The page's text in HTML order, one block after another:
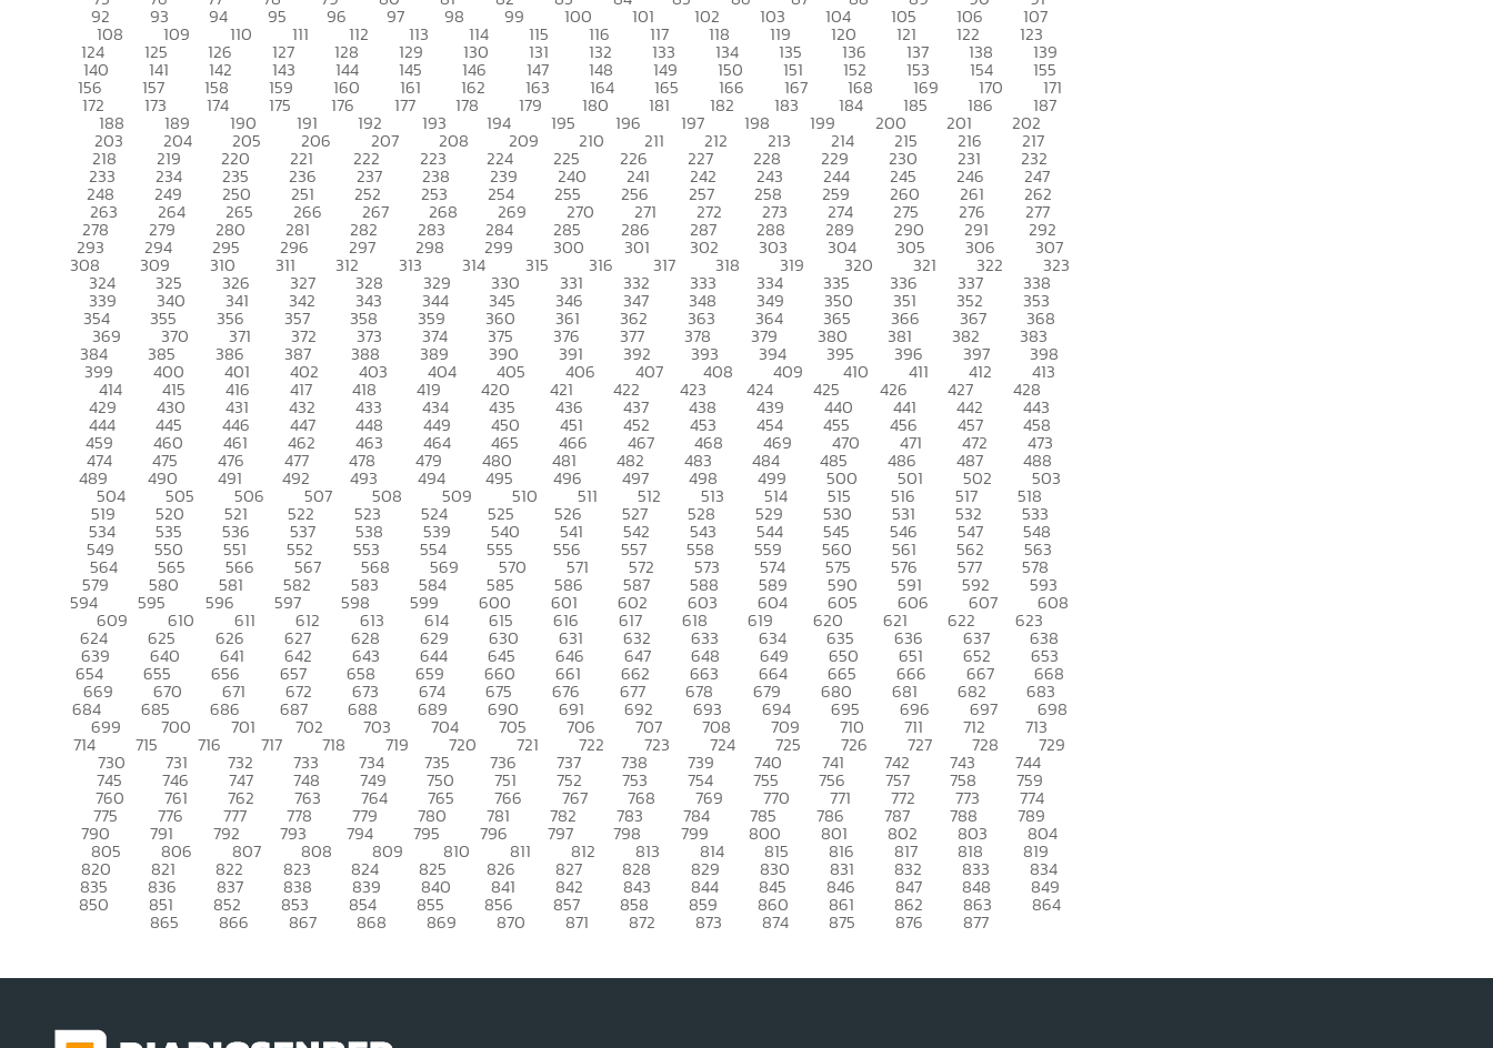
92 93 94 95 96 97 98 99 100 101 102 103 104 105 106 107
108 109 110 111 112 113 114 115 116 117 118 119 120 121 122 123
124 125 126 127 128 129 130 131 132 133 134 135 136 137 138 139
140 141 142 143 144 145 146 147 148 149 150 151 152 153 154 155
156 157 158 159 160 161 162 163 164 165 166 167 168 169 170 171
172 173 174 175 176 177 178 179 180 181 182 183 184 185 186 187
188 189 190 191 192 193 194 195 196 197 198 199 200 201 202
203 204 205 206 207 208 209 210 211 212 213 214 215 216 217
218 219 220 221 222 223 224 225 226 227 228 229 230 231 232
233 234 235 236 237 238 239 240 241 242 243 244 245 246 247
248 249 250 251 252 253 254 255 256 257 258 259 260 261 262
263 264 265 266 267 268 269 270 271 272 273 274 275 276 277
278 279 280 281 282 283 284 285 286 287 288 289 290 291 292
293 294 295 296 297 298 299 300 301 302 303 304 305 306 307
308 309 310 311 312 313 314 315 316 317 318 319 320 321 322 323
324 325 326 327 328 329 330 331 332 333 334 335 336 337 338
339 340 341 342 343 344 345 346 347 348 349 350 351 352 353
354 355 356 357 358 359 360 361 362 363 364 365 366 367 368
369 370 371 372 373 374 375 376 377 378 379 380 381 382 383
384 385 386 387 388 389 390 391 392 393 394 395 396 397 398
399 400 401 402 403 404 405 406 407 408 409 410 411 412 413
414 415 416 417 418 419 420 421 422 423 424 425 426 427 428
429 430 431 432 433 434 435 436 437 438 439 440 441 442 443
444 445 446 447 448 449 450 451 452 453 454 455 456 457 458
459 460 461 462 463 464 465 466 467 468 469 470 471 472 473
474 475 476 477 478 479 480 481 482 483 484 485 486 487 488
489 490 491 492 493 494 495 496 497 498 499 500 501 502 503
504 505 506 507 508 509 510 511 512 513 514 515 516 517 518
519 520 521 522 523 524 525 526 527 528 529 530 531 532 533
534 535 536 537 538 539 540 541 542 543 544 545 546 547 548
549 550 551 552 553 554 555 556 557 558 559 560 561 562 563
564 565 566 567 568 569 570 571 572 573 574 575 576 577 578
579 580 581 582 583 584 585 586 587 588 589 590 591 592 593
594 595 596 597 598 599 600 601 602 603 604 605 606 607 608
609 610 611 612 613 614 615 616 617 618 619 620 621 622 623
624 625 626 627 628 629 630 631 632 633 634 635 636 637 638
639 640 641 642 643 644 645 646 647 648 649 650 651 652 653
654 655 656 657 658 659 660 661 662 663 664 665 666 667 668
669 670 671 672 673 674 675 676 677 678 679 680 681 682 683
684 685 686 687 688 689 690 691 692 693 694 695 696 697 698
699 700 701 702 703 704 705 706 707 708 709 710 711 712 713
714 715 716 717 718 719 720 721 722 723 724 725 726 727 728 729
730 731 732 733 734 735 736 737 738 739 740 741 742 743 744
745 746 747 748 749 750 751 752 753 754 755 756 757 758 759
760 761 762 763 764 765 766 767 768 769 770 771 772 773 774
775 776 777 778 779 780 781 782 783 784 785 786 787 788 789
790 791 792 793 794 795 796 797 798 799 800 801 802 803 804
805 806 807 808 809 810 811 812 813 814 815 816 817 818 819
820 821 822 823 824 825 826 827 828 829 830 831 832 833 834
835 836 837 838 839 840 841 842 843 844 845 846 847 848 849
850 851 852 853 854 855 856 857 858 859 860 861 862 863 864
865 866 867 868 869 870 871 872 873 874 875 876 877